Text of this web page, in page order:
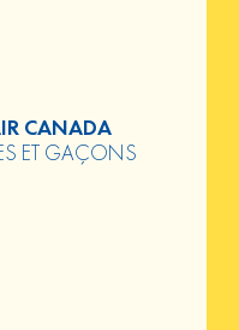
CANADA
ET GAÇONS